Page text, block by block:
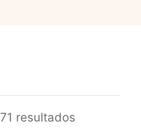
resultados